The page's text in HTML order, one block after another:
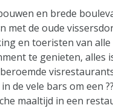
en brede
met de oude
en toeristen van
te genieten, alles
de vele bars om een ??
maaltijd in een